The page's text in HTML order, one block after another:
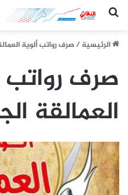
(النقابي الجنوبي:/خاص.)
الرئيسيِة/صرف رواتب ألوية
صرف رواتب
العمالقة